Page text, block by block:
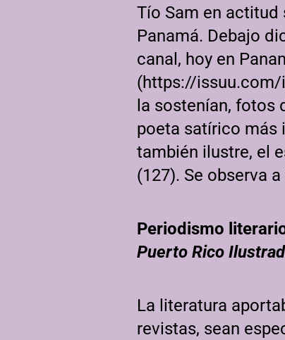
Tío Sam en actitud
Panamá. Debajo
canal, hoy en
(https://
la sostenían, fotos
poeta satírico más
también ilustre, el
(127). Se observa
Periodismo
Puerto Rico
La literatura
revistas, sean